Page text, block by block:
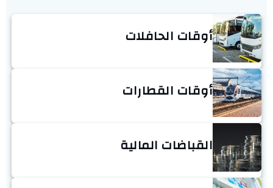
أوقات الحافلات
أوقات القطارات
القباضات المالية